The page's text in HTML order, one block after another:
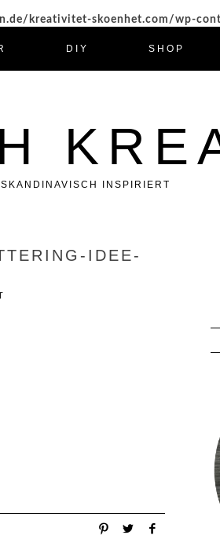
kreativitet-skoenhet.com/wp-
DIY SHOP
INSPIRIERT
IDEE-